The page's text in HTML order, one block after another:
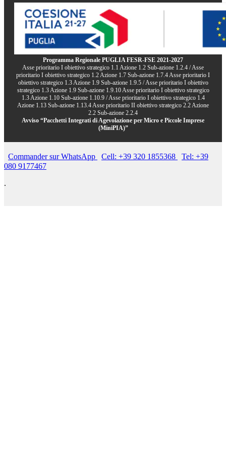
Programma Regionale PUGLIA FESR-FSE 2021-2027
Asse prioritario I obiettivo strategico 1.1 Azione 1.2 Sub-azione 1.2.4 / Asse
prioritario I obiettivo strategico 1.2 Azione 1.7 Sub-azione 1.7.4 Asse prioritario I
obiettivo strategico 1.3 Azione 1.9 Sub-azione 1.9.5 / Asse prioritario I obiettivo
strategico 1.3 Azione 1.9 Sub-azione 1.9.10 Asse prioritario I obiettivo strategico
1.3 Azione 1.10 Sub-azione 1.10.9 / Asse prioritario I obiettivo strategico 1.4
Azione 1.13 Sub-azione 1.13.4 Asse prioritario II obiettivo strategico 2.2 Azione
2.2 Sub-azione 2.2.4
Avviso “Pacchetti Integrati di Agevolazione per Micro e Piccole Imprese
(MiniPIA)”
Commander sur WhatsApp Cell: +39 320 1855368
Tel: +39
080 9177467
.